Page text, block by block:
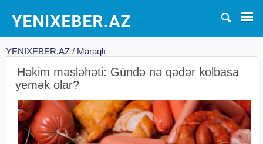
YENIXEBER.AZ / Maraqlı
Həkim məsləhəti: Gündə nə qədər kolbasa
yemək olar?